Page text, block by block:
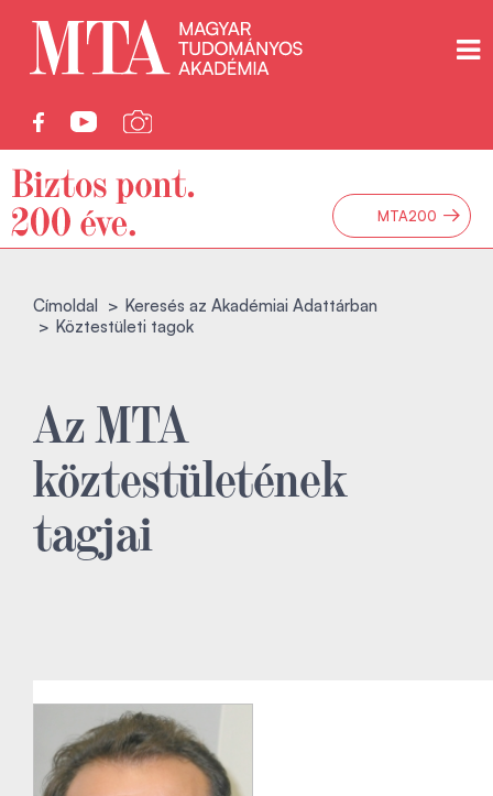
MTA200 →
Címoldal
Keresés az Akadémiai Adattárban
Köztestületi tagok
Az MTA
köztestületének
tagjai